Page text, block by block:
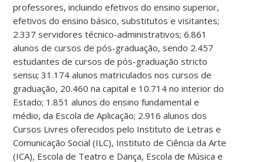
professores, incluindo efetivos do ensino superior,
efetivos do ensino básico, substitutos e visitantes;
2.337 servidores técnico-administrativos; 6.861
alunos de cursos de pós-graduação, sendo 2.457
estudantes de cursos de pós-graduação stricto
sensu; 31.174 alunos matriculados nos cursos de
graduação, 20.460 na capital e 10.714 no interior do
Estado; 1.851 alunos do ensino fundamental e
médio, da Escola de Aplicação; 2.916 alunos dos
Cursos Livres oferecidos pelo Instituto de Letras e
Comunicação Social (ILC), Instituto de Ciência da Arte
(ICA), Escola de Teatro e Dança, Escola de Música e